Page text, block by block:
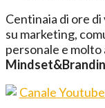
Centinaia di ore
su marketing,
personale e molto